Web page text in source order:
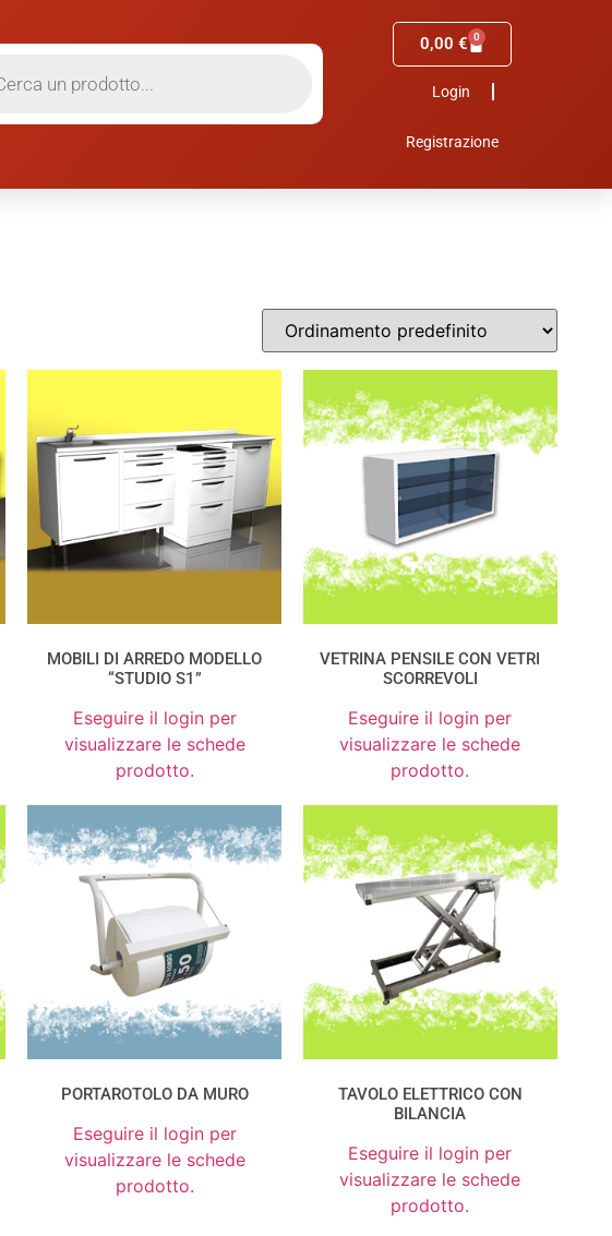
0,00€ 0
Login
Registrazione
MOBILI DI ARREDO MODELLO
“STUDIO S1”
Eseguire il login per
visualizzare le schede
prodotto.
VETRINA PENSILE CON VETRI
SCORREVOLI
Eseguire il login per
visualizzare le schede
prodotto.
PORTAROTOLO DA MURO
Eseguire il login per
visualizzare le schede
prodotto.
TAVOLO ELETTRICO CON
BILANCIA
Eseguire il login per
visualizzare le schede
prodotto.